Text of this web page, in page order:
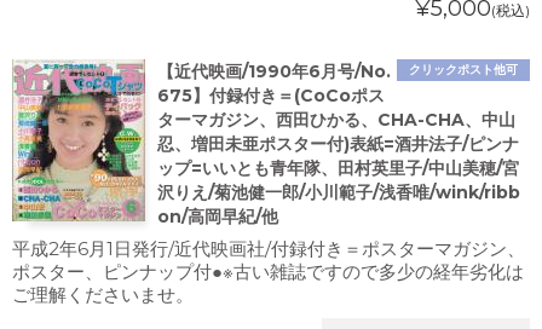
¥5,000(税込)
クリックポスト他可
【近代映画/1990年6月号/No.
675】付録付き＝(CoCoポス
ターマガジン、西田ひかる、CHA-CHA、中山
忍、増田未亜ポスター付)表紙=酒井法子/ピンナ
ップ=いいとも青年隊、田村英里子/中山美穂/宮
沢りえ/菊池健一郎/小川範子/浅香唯/wink/ribb
on/高岡早紀/他
平成2年6月1日発行/近代映画社/付録付き＝ポスターマガジン、
ポスター、ピンナップ付●※古い雑誌ですので多少の経年劣化は
ご理解くださいませ。